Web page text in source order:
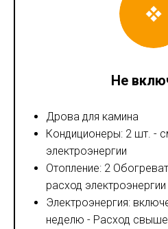
Не
Дрова для камина
Кондиционеры: 2 шт. -
электроэнергии
Отопление: 2
расход электроэнергии
Электроэнергия:
неделю - Расход